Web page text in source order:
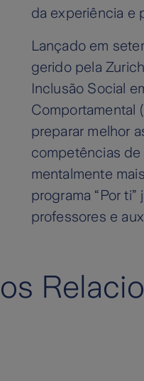
da experiência e
Lançado em
gerido pela
Inclusão Social
Comportamental
preparar melhor
competências
mentalmente
programa “Por
professores e